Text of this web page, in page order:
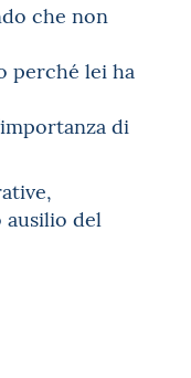
che non
perché lei ha
di
ausilio del